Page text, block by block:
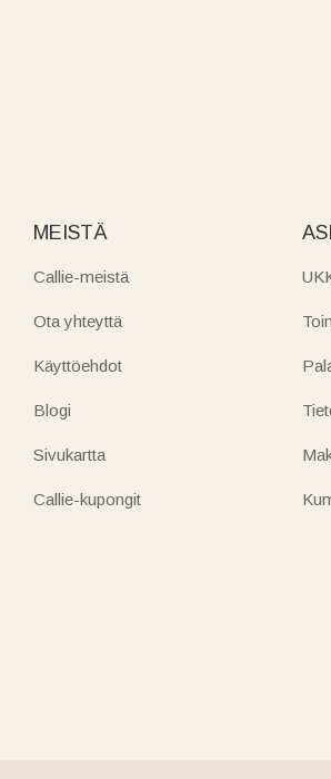
MEISTÄ
Callie-meistä
Ota yhteyttä
Käyttöehdot
Blogi
Sivukartta
Callie-kupongit